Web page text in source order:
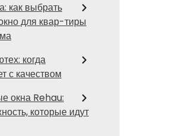
как выбрать
для квар-тиры
когда
с качеством
окна Rehau:
которые идут